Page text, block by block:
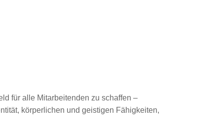
für alle Mitarbeitenden zu schaffen –
körperlichen und geistigen Fähigkeiten,